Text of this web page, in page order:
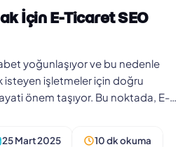
İçin E-Ticaret SEO
yoğunlaşıyor ve bu nedenle
isteyen işletmeler için doğru
önem taşıyor. Bu noktada, E-
25 Mart 2025 10 dk okuma